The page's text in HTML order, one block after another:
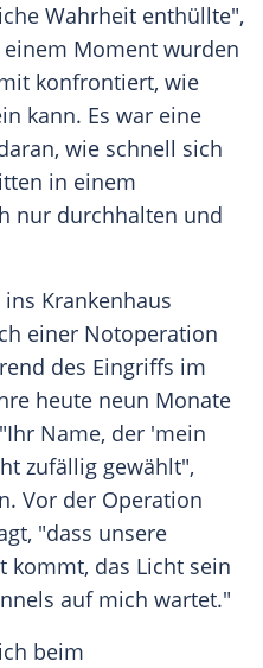
Wahrheit enthüllte",
einem Moment wurden
konfrontiert, wie
kann. Es war eine
wie schnell sich
in einem
nur durchhalten und
ins Krankenhaus
einer Notoperation
des Eingriffs im
heute neun Monate
Name, der 'mein
zufällig gewählt",
. Vor der Operation
"dass unsere
kommt, das Licht sein
auf mich wartet."
beim